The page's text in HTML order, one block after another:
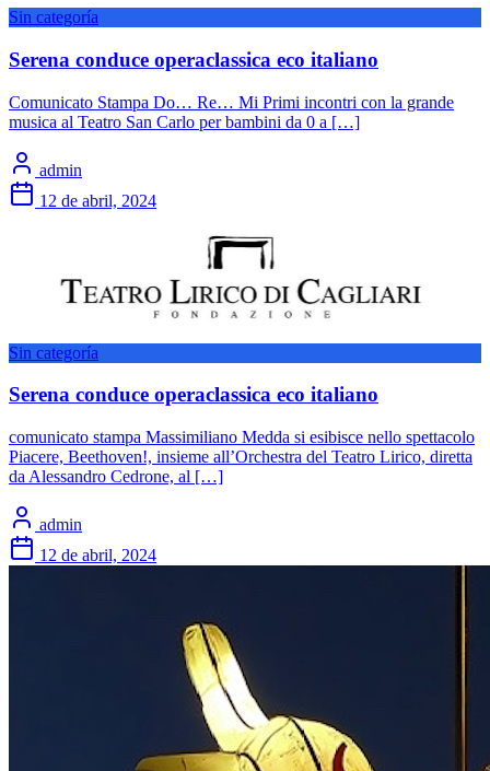
Sin categoría
Serena conduce operaclassica eco italiano
Comunicato Stampa Do… Re… Mi Primi incontri con la grande
musica al Teatro San Carlo per bambini da 0 a […]
admin
12 de abril, 2024
Sin categoría
Serena conduce operaclassica eco italiano
comunicato stampa Massimiliano Medda si esibisce nello spettacolo
Piacere, Beethoven!, insieme all’Orchestra del Teatro Lirico, diretta
da Alessandro Cedrone, al […]
admin
12 de abril, 2024